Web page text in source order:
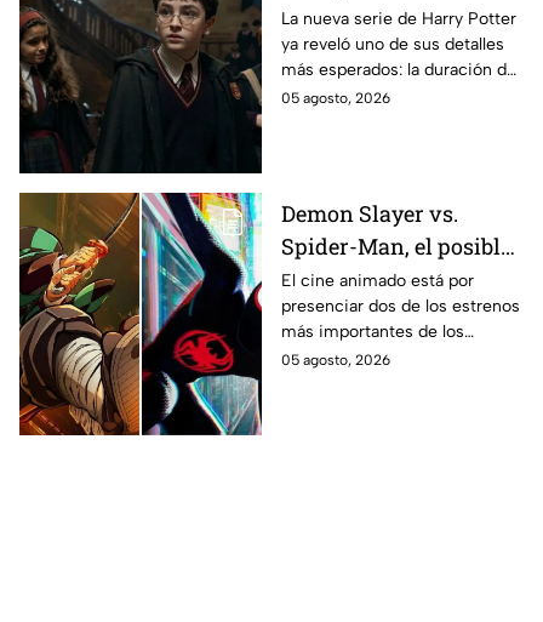
temporada de Harry
Potter y emocionará a
los fans de los libros
La nueva serie de Harry Potter
ya reveló uno de sus detalles
más esperados: la duración de
la primera temporada basada
05 agosto, 2026
Demon Slayer vs.
Spider-Man, el posible
gran enfrentamiento
en taquilla del 2027
El cine animado está por
presenciar dos de los estrenos
más importantes de los
últimos años.
05 agosto, 2026